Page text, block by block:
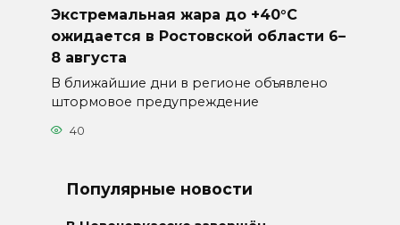
Экстремальная жара до +40°C
ожидается в Ростовской области 6–
8 августа
В ближайшие дни в регионе объявлено
штормовое предупреждение
40
Популярные новости